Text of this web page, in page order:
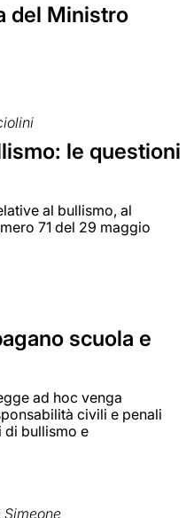
del Ministro
le questioni
al bullismo, al
71 del 29 maggio
scuola e
ad hoc venga
civili e penali
di bullismo e
Simeone